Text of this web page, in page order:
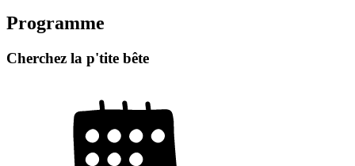
Programme
Cherchez la p'tite bête